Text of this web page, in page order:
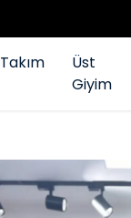
Takım
Üst
Giyim